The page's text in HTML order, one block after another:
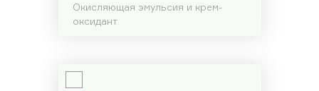
Окисляющая эмульсия и крем-
оксидант